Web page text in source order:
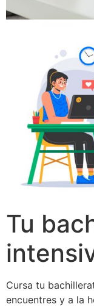
Tu
Cursa tu
encuentres y a la